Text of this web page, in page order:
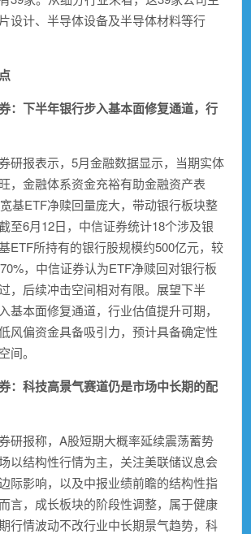
设计、半导体设备及半导体材料等行
：下半年银行步入基本面修复通道，行
研报表示，5月金融数据显示，当期实体
，金融体系资金充裕有助金融资产表
基ETF净赎回量庞大，带动银行板块整
至6月12日， 中信证券统计18个涉及银
ETF所持有的银行股规模约500亿元，较
， 中信证券认为ETF净赎回对银行板
，后续冲击空间相对有限。展望下半
基本面修复通道，行业估值提升可期，
风偏资金具备吸引力，预计具备确定性
间。
：科技高景气赛道仍是市场中长期的配
报称，A股短期大概率延续震荡蓄势
以结构性行情为主，关注美联储议息会
际影响，以及中报业绩前瞻的结构性指
言，成长板块的阶段性调整，属于健康
行情波动不改行业中长期景气趋势，科